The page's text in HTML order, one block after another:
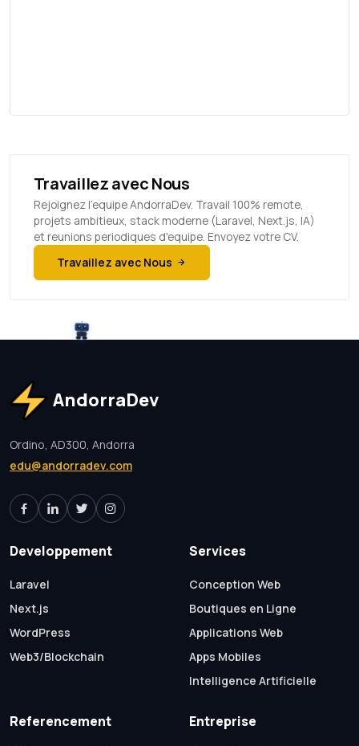
Travaillez avec Nous
Rejoignez l'equipe AndorraDev. Travail 100% remote,
projets ambitieux, stack moderne (Laravel, Next.js, IA)
et reunions periodiques d'equipe. Envoyez votre CV.
Travaillez avec Nous
AndorraDev
Ordino, AD300, Andorra
edu@andorradev.com
Developpement
Laravel
Next.js
WordPress
Web3/Blockchain
Services
Conception Web
Boutiques en Ligne
Applications Web
Apps Mobiles
Intelligence Artificielle
Referencement Entreprise